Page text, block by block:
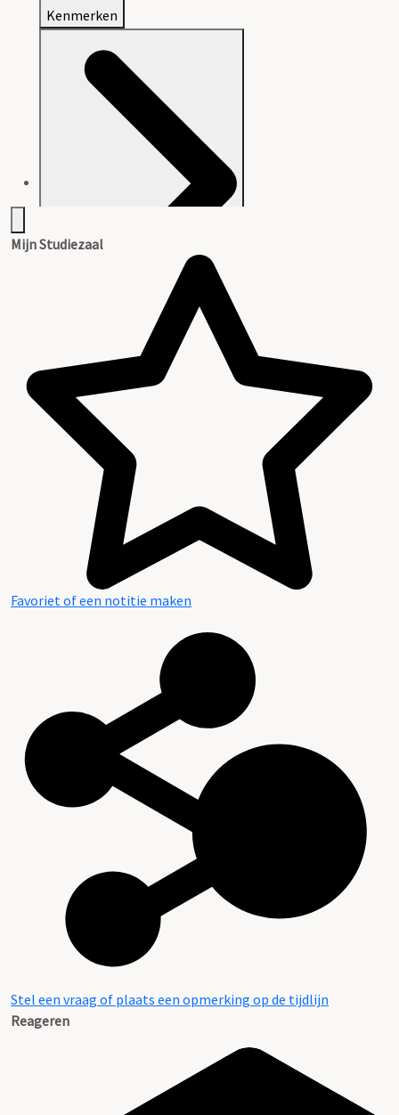
Kenmerken
Aanwijzingen voor de gebruiker
Beschrijving van de series en archiefbestanddelen
Mijn Studiezaal
Favoriet of een notitie maken
Stel een vraag of plaats een opmerking op de tijdlijn
Reageren